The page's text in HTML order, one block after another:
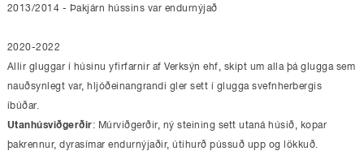
2013/2014 - Þakjárn hússins var endurnýjað
2020-2022
Allir gluggar í húsinu yfirfarnir af Verksýn ehf, skipt um alla þá glugga sem
nauðsynlegt var, hljóðeinangrandi gler sett í glugga svefnherbergis
íbúðar.
Utanhúsviðgerðir: Múrviðgerðir, ný steining sett utaná húsið, kopar
þakrennur, dyrasímar endurnýjaðir, útihurð pússuð upp og lökkuð.